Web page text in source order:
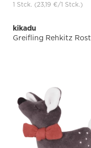
1 Stck. (23,19 €/1 Stck.)
kikadu
Greifling Rehkitz Rost